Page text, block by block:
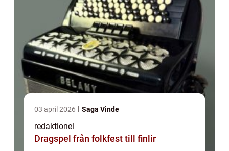
03 april 2026 Saga Vinde
redaktionel
Dragspel från folkfest till finlir